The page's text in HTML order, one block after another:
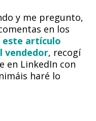
y me pregunto,
en los
este artículo
vendedor, recogí
en LinkedIn con
haré lo